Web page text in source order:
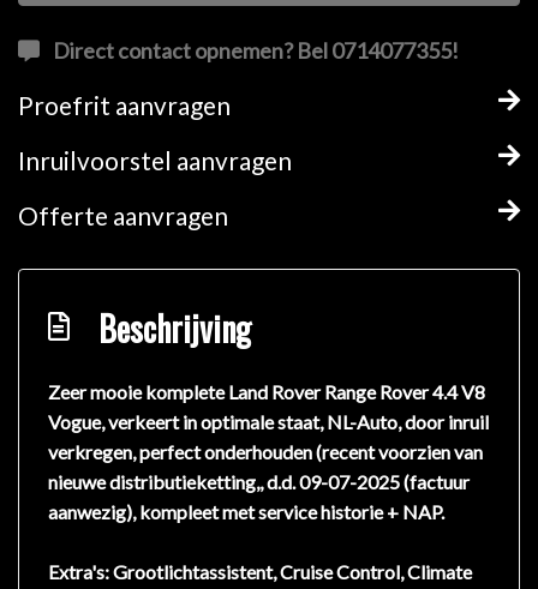
Direct contact opnemen? Bel 0714077355!
Proefrit aanvragen
Inruilvoorstel aanvragen
Offerte aanvragen
Beschrijving
Zeer mooie komplete Land Rover Range Rover 4.4 V8
Vogue, verkeert in optimale staat, NL-Auto, door inruil
verkregen, perfect onderhouden (recent voorzien van
nieuwe distributieketting,, d.d. 09-07-2025 (factuur
aanwezig), kompleet met service historie + NAP.
Extra's: Grootlichtassistent, Cruise Control, Climate